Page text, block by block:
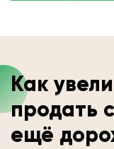
Как
продать
ещё